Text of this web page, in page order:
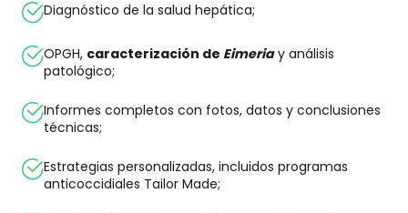
Diagnóstico de la salud hepática;
OPGH, caracterización de Eimeriay análisis
patológico;
Informes completos con fotos, datos y conclusiones
técnicas;
Estrategias personalizadas, incluidos programas
anticoccidiales Tailor Made;